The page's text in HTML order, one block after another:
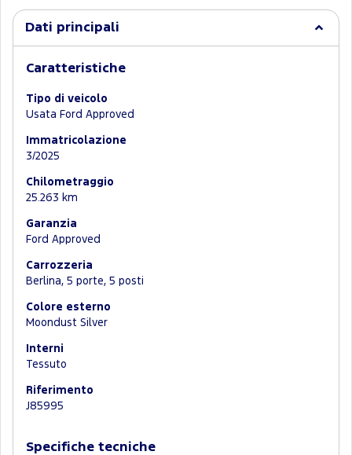
Dati principali
Caratteristiche
Tipo di veicolo
Usata Ford Approved
Immatricolazione
3/2025
Chilometraggio
25.263 km
Garanzia
Ford Approved
Carrozzeria
Berlina, 5 porte, 5 posti
Colore esterno
Moondust Silver
Interni
Tessuto
Riferimento
J85995
Specifiche tecniche